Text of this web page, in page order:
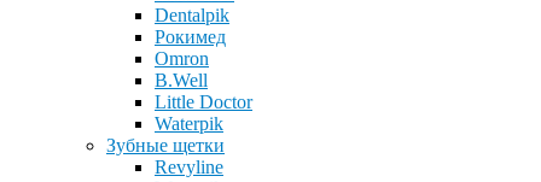
Dentalpik
Рокимед
Omron
B.Well
Little Doctor
Waterpik
Зубные щетки
Revyline